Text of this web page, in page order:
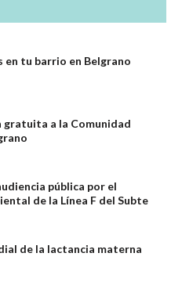
en tu barrio en Belgrano
gratuita a la Comunidad
pública por el
de la Línea F del Subte
de la lactancia materna